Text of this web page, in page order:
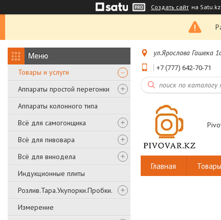
Создать сайт на Satu.kz
Товары и услуги
Аппараты простой перегонки
Аппараты колонного типа
Всё для самогонщика
Всё для пивовара
Всё для винодела
Индукционные плиты
Розлив.Тара.Укупорки.Пробки.
Измерение
ул.Ярослава Гашека
+7 (777) 642-70-71
Главная